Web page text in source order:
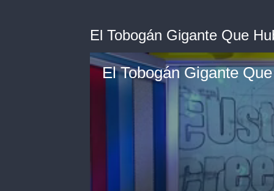
El Tobogán Gigante Que
El Tobogán Gigante